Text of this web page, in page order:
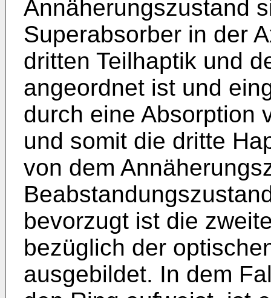
Annäherungszustand
Superabsorber in der
dritten Teilhaptik und
angeordnet ist und
durch eine Absorption
und somit die dritte
von dem
bevorzugt ist die
bezüglich der
ausgebildet. In dem